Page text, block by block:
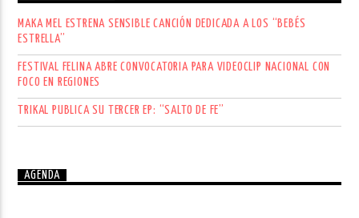
MAKA MEL ESTRENA SENSIBLE CANCIÓN DEDICADA A LOS “BEBÉS
ESTRELLA”
FESTIVAL FELINA ABRE CONVOCATORIA PARA VIDEOCLIP NACIONAL CON
FOCO EN REGIONES
TRIKAL PUBLICA SU TERCER EP: “SALTO DE FE”
AGENDA